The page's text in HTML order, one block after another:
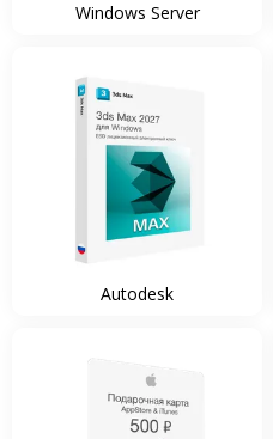
Windows Server
Autodesk